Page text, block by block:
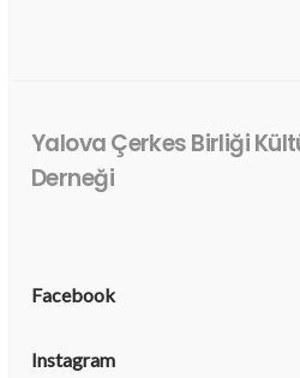
Yalova Çerkes Birliği
Derneği
Facebook
Instagram